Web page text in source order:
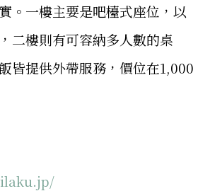
。一樓主要是吧檯式座位，以
二樓則有可容納多人數的桌
皆提供外帶服務，價位在1,000